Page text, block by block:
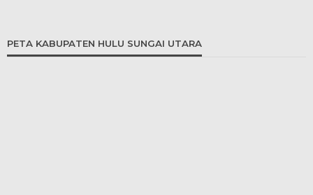
PETA KABUPATEN HULU SUNGAI UTARA